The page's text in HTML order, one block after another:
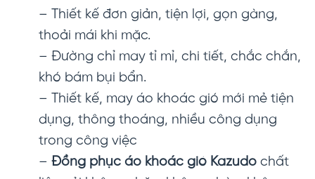
– Thiết kế đơn giản, tiện lợi, gọn gàng,
thoải mái khi mặc.
– Đường chỉ may tỉ mỉ, chi tiết, chắc chắn,
khó bám bụi bẩn.
– Thiết kế, may áo khoác gió mới mẻ tiện
dụng, thông thoáng, nhiều công dụng
trong công việc
– Đồng phục áo khoác gió Kazudo chất